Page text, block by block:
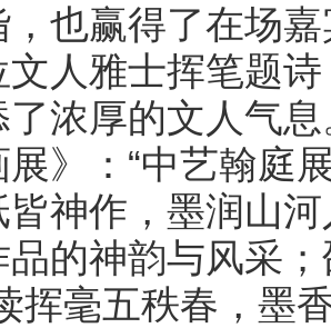
也赢得了在场
人雅士挥笔题
了浓厚的文人气
展》：“中艺翰庭
神作，墨润山
的神韵与风采
挥毫五秩春，墨